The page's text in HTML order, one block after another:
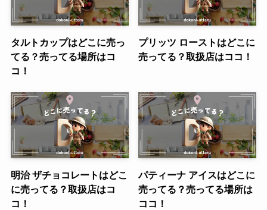
タルトカップはどこに売っ
てる？売ってる場所はコ
コ！
プリッツ ローストはどこに
売ってる？取扱店はココ！
明治 ザチョコレートはどこ
に売ってる？取扱店はコ
コ！
パティーナ アイスはどこに
売ってる？売ってる場所は
ココ！